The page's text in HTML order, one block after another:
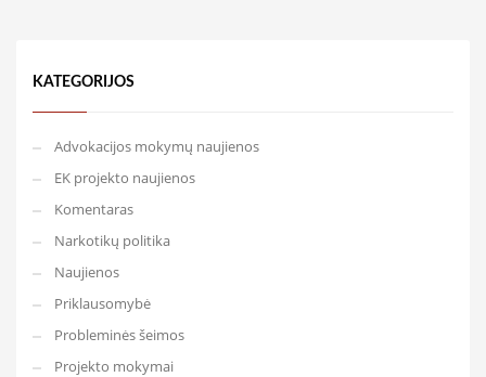
KATEGORIJOS
Advokacijos mokymų naujienos
EK projekto naujienos
Komentaras
Narkotikų politika
Naujienos
Priklausomybė
Probleminės šeimos
Projekto mokymai